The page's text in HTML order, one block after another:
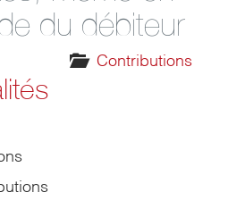
du débiteur
Contributions